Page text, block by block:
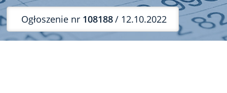
Ogłoszenie nr 108188/ 12.10.2022